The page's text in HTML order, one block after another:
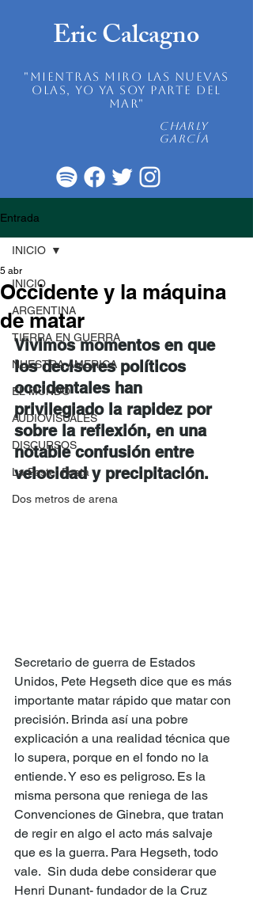
Eric Calcagno
"mientras miro las nuevas
olas, yo ya soy parte del
mar"
Charly
García
Entrada
INICIO
ARGENTINA
TIERRA EN GUERRA
NUESTRA AMERICA
EL MUNDO
AUDIOVISUALES
DISCURSOS
La Peste, Posta
Dos metros de arena
INICIO
Occidente y la máquina
de matar
5 abr
Vivimos momentos en que
los decisores políticos
occidentales han
privilegiado la rapidez por
sobre la reflexión, en una
notable confusión entre
velocidad y precipitación.
Secretario de guerra de Estados
Unidos, Pete Hegseth dice que es más
importante matar rápido que matar con
precisión. Brinda así una pobre
explicación a una realidad técnica que
lo supera, porque en el fondo no la
entiende. Y eso es peligroso. Es la
misma persona que reniega de las
Convenciones de Ginebra, que tratan
de regir en algo el acto más salvaje
que es la guerra. Para Hegseth, todo
vale.  Sin duda debe considerar que
Henri Dunant- fundador de la Cruz